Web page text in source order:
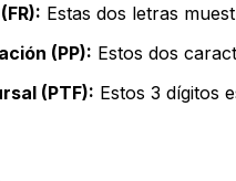
Estas dos letras
(PP): Estos dos
(PTF): Estos 3 dígitos